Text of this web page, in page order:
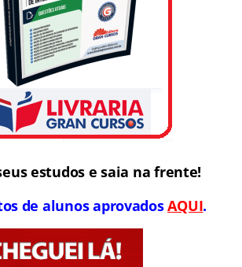
estudos e saia na frente!
de alunos aprovadosAQUI.